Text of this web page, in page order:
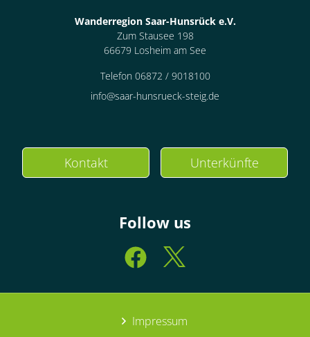
Wanderregion Saar-Hunsrück e.V.
Zum Stausee 198
66679 Losheim am See
Telefon 06872 / 9018100
info@saar-hunsrueck-steig.de
Kontakt Unterkünfte
Follow us
Impressum